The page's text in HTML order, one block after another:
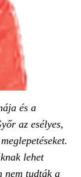
és a
az esélyes,
lehet
nem tudták a